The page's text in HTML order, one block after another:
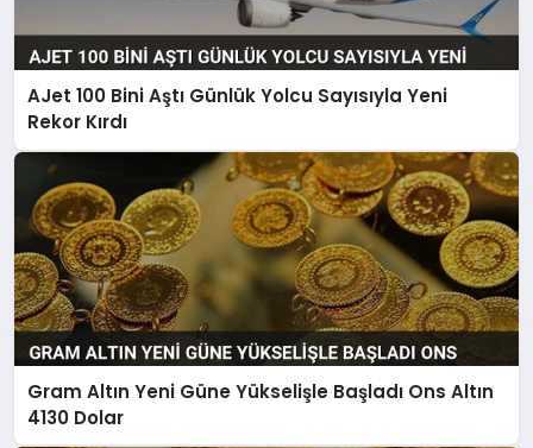
AJet 100 Bini Aştı Günlük Yolcu Sayısıyla Yeni
Rekor Kırdı
Gram Altın Yeni Güne Yükselişle Başladı Ons Altın
4130 Dolar